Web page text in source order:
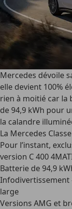
Mercedes dévoile
elle devient 100%
rien à moitié car la
de 94,9 kWh pour
la calandre
La Mercedes
Pour l’instant,
version C 400
Batterie de 94,9
Infodivertissement
large
Versions AMG et